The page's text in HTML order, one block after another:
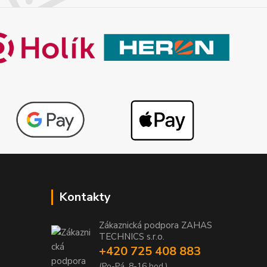
Kontakty
Zákaznická podpora ZAHAS
TECHNICS s.r.o.
+420 725 408 883